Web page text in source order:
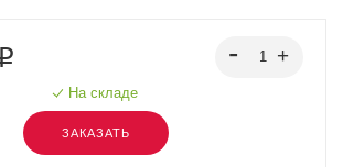
На складе
ЗАКАЗАТЬ